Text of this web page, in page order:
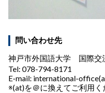
問い合わせ先
神戸市外国語大学 国際交
Tel: 078-794-8171
E-mail: international-
※(at)を＠に換えてご利用く